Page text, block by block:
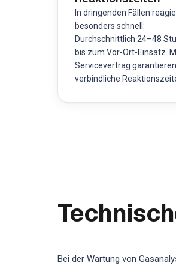
In dringenden Fällen
besonders schnell:
Durchschnittlich 24–48
bis zum Vor-Ort-Einsatz.
Servicevertrag
verbindliche
Bei der Wartung von